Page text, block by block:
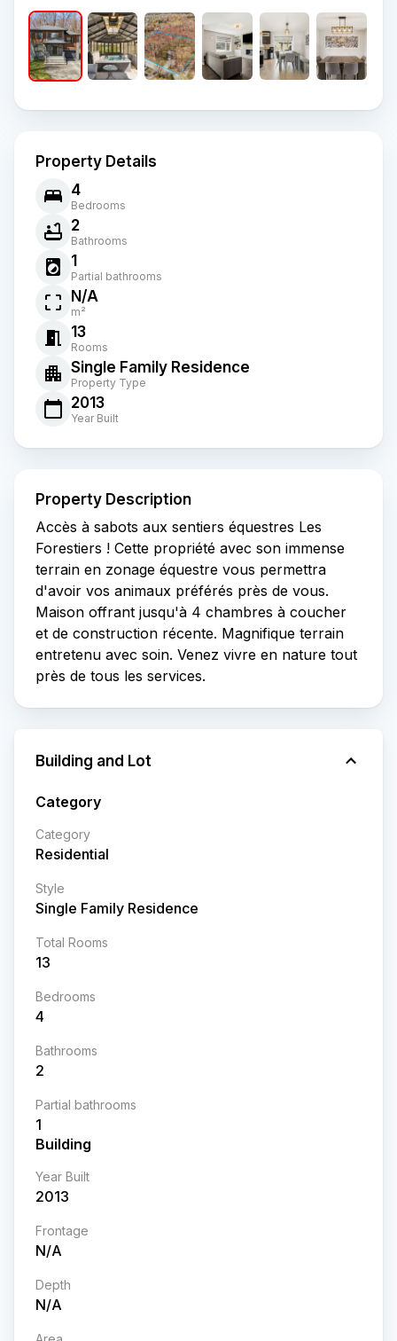
Property Details
4
Bedrooms
2
Bathrooms
1
Partial bathrooms
N/A
m²
13
Rooms
Single Family Residence
Property Type
2013
Year Built
Property Description
Accès à sabots aux sentiers équestres Les
Forestiers ! Cette propriété avec son immense
terrain en zonage équestre vous permettra
d'avoir vos animaux préférés près de vous.
Maison offrant jusqu'à 4 chambres à coucher
et de construction récente. Magnifique terrain
entretenu avec soin. Venez vivre en nature tout
près de tous les services.
Building and Lot
Category
Category
Residential
Style
Single Family Residence
Total Rooms
13
Bedrooms
4
Bathrooms
2
Partial bathrooms
1
Building
Year Built
2013
Frontage
N/A
Depth
N/A